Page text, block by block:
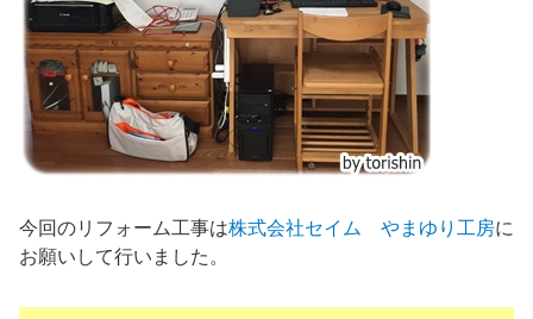
今回のリフォーム工事は株式会社セイム やまゆり工房に
お願いして行いました。